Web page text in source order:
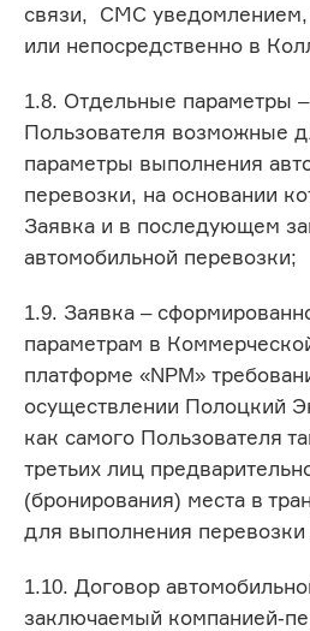
связи, СМС уведомлением,
или непосредственно в
1.8. Отдельные параметры
Пользователя возможные
параметры выполнения
перевозки, на основании
Заявка и в последующем
автомобильной перевозки;
1.9. Заявка –
параметрам в
платформе «NPM»
осуществлении Полоцкий
как самого Пользователя
третьих лиц
(бронирования) места в
для выполнения
1.10. Договор
заключаемый компанией-